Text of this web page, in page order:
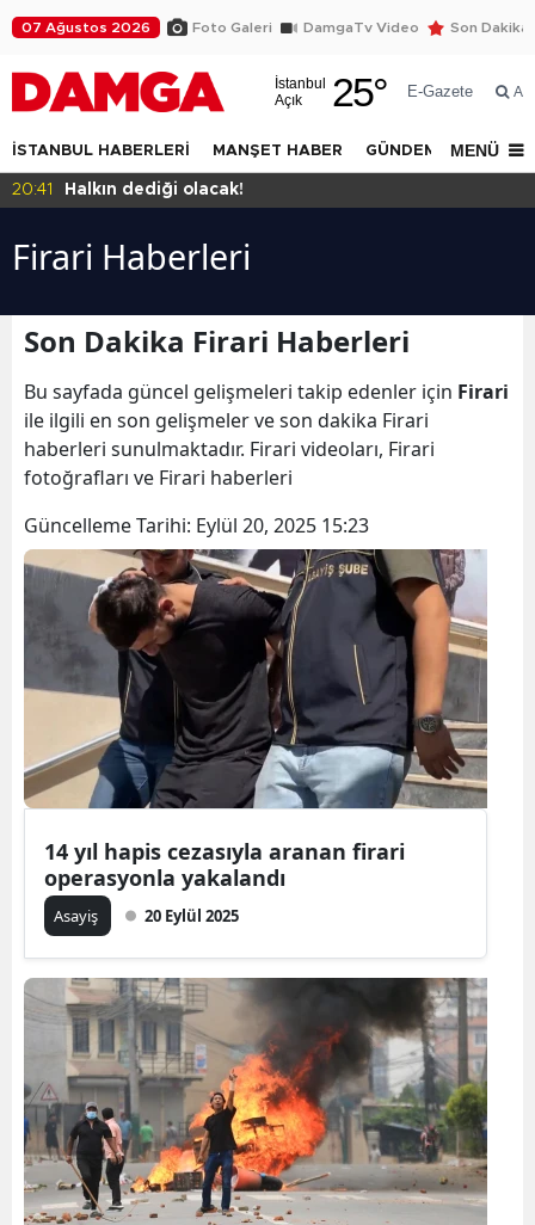
07 Ağustos 2026 Foto Galeri DamgaTv Video Son Dakika
İstanbul
Açık
25° E-Gazete Ara
İSTANBUL HABERLERİ MANŞET HABER GÜNDEM DÜNYA
MENÜ
20:41 Halkın dediği olacak!
Firari Haberleri
Son Dakika Firari Haberleri
Bu sayfada güncel gelişmeleri takip edenler için Firari
ile ilgili en son gelişmeler ve son dakika Firari
haberleri sunulmaktadır. Firari videoları, Firari
fotoğrafları ve Firari haberleri
Güncelleme Tarihi: Eylül 20, 2025 15:23
14 yıl hapis cezasıyla aranan firari
operasyonla yakalandı
Asayiş 20 Eylül 2025